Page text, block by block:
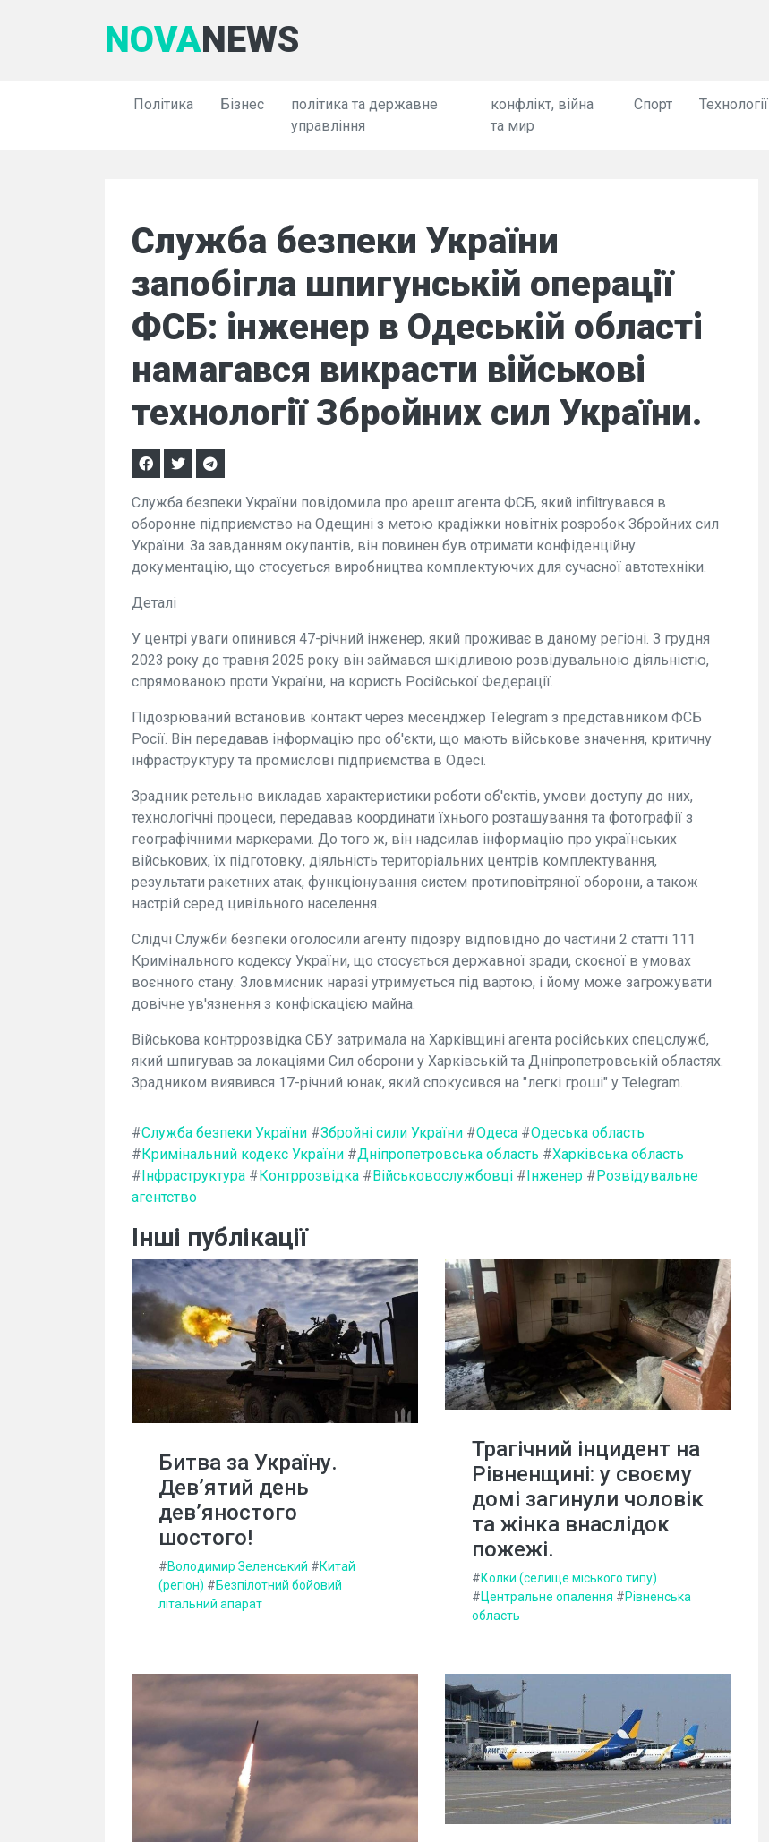
NOVANEWS
Політика Бізнес
політика та державне
управління
конфлікт, війна
та мир
Спорт Технології
Служба безпеки України
запобігла шпигунській операції
ФСБ: інженер в Одеській області
намагався викрасти військові
технології Збройних сил України.
Служба безпеки України повідомила про арешт агента ФСБ, який infiltrувався в
оборонне підприємство на Одещині з метою крадіжки новітніх розробок Збройних сил
України. За завданням окупантів, він повинен був отримати конфіденційну
документацію, що стосується виробництва комплектуючих для сучасної автотехніки.
Деталі
У центрі уваги опинився 47-річний інженер, який проживає в даному регіоні. З грудня
2023 року до травня 2025 року він займався шкідливою розвідувальною діяльністю,
спрямованою проти України, на користь Російської Федерації.
Підозрюваний встановив контакт через месенджер Telegram з представником ФСБ
Росії. Він передавав інформацію про об'єкти, що мають військове значення, критичну
інфраструктуру та промислові підприємства в Одесі.
Зрадник ретельно викладав характеристики роботи об'єктів, умови доступу до них,
технологічні процеси, передавав координати їхнього розташування та фотографії з
географічними маркерами. До того ж, він надсилав інформацію про українських
військових, їх підготовку, діяльність територіальних центрів комплектування,
результати ракетних атак, функціонування систем протиповітряної оборони, а також
настрій серед цивільного населення.
Слідчі Служби безпеки оголосили агенту підозру відповідно до частини 2 статті 111
Кримінального кодексу України, що стосується державної зради, скоєної в умовах
воєнного стану. Зловмисник наразі утримується під вартою, і йому може загрожувати
довічне ув'язнення з конфіскацією майна.
Військова контррозвідка СБУ затримала на Харківщині агента російських спецслужб,
який шпигував за локаціями Сил оборони у Харківській та Дніпропетровській областях.
Зрадником виявився 17-річний юнак, який спокусився на "легкі гроші" у Telegram.
#Служба безпеки України #Збройні сили України #Одеса #Одеська область
#Кримінальний кодекс України #Дніпропетровська область #Харківська область
#Інфраструктура #Контррозвідка #Військовослужбовці #Інженер #Розвідувальне
агентство
Інші публікації
Битва за Україну.
Дев’ятий день
дев’яностого
шостого!
#Володимир Зеленський #Китай
(регіон) #Безпілотний бойовий
літальний апарат
Трагічний інцидент на
Рівненщині: у своєму
домі загинули чоловік
та жінка внаслідок
пожежі.
#Колки (селище міського типу)
#Центральне опалення #Рівненська
область